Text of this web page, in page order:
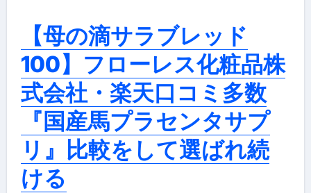
【母の滴サラブレッド
100】フローレス化粧品株
式会社・楽天口コミ多数
『国産馬プラセンタサプ
リ』比較をして選ばれ続
ける